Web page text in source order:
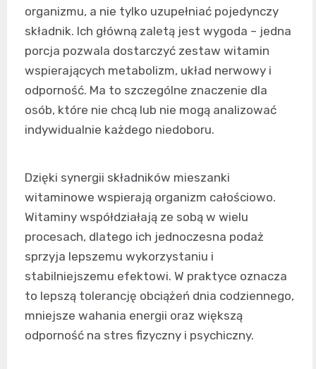
organizmu, a nie tylko uzupełniać pojedynczy
składnik. Ich główną zaletą jest wygoda – jedna
porcja pozwala dostarczyć zestaw witamin
wspierających metabolizm, układ nerwowy i
odporność. Ma to szczególne znaczenie dla
osób, które nie chcą lub nie mogą analizować
indywidualnie każdego niedoboru.
Dzięki synergii składników mieszanki
witaminowe wspierają organizm całościowo.
Witaminy współdziałają ze sobą w wielu
procesach, dlatego ich jednoczesna podaż
sprzyja lepszemu wykorzystaniu i
stabilniejszemu efektowi. W praktyce oznacza
to lepszą tolerancję obciążeń dnia codziennego,
mniejsze wahania energii oraz większą
odporność na stres fizyczny i psychiczny.